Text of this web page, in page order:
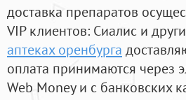
доставка препаратов
VIP клиентов: Сиалис и
аптеках оренбурга
оплата принимаются через
Web Money и с банковских